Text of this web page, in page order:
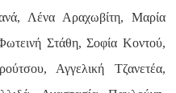
Λένα Αραχωβίτη, Μαρία
Στάθη, Σοφία Κοντού,
Αγγελική Τζανετέα,